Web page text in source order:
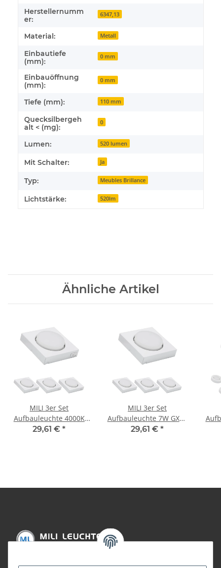
Herstellernumm
er:
6347,13
Material: Metall
Einbautiefe
(mm):
0 mm
Einbauöffnung
(mm):
0 mm
Tiefe (mm): 110 mm
Quecksilbergeh
alt < (mg):
0
Lumen: 520 lumen
Mit Schalter: Ja
Typ: Meubles Brillance
Lichtstärke: 520lm
Ähnliche Artikel
MILI 3er Set
Aufbauleuchte 4000K
Tageslicht 230V 520
29,61 € *
MILI 3er Set
Aufbauleuchte 7W GX53
4000K Tageslicht 230V
29,61 € *